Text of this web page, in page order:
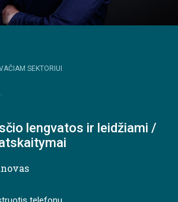
SEKTORIUI
lengvatos ir leidžiami /